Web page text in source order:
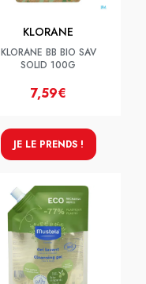
KLORANE
KLORANE BB BIO SAV
SOLID 100G
7,59€
JE LE PRENDS !